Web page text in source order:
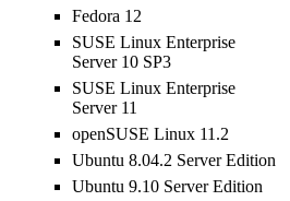
Fedora 12
SUSE Linux Enterprise
Server 10 SP3
SUSE Linux Enterprise
Server 11
openSUSE Linux 11.2
Ubuntu 8.04.2 Server Edition
Ubuntu 9.10 Server Edition